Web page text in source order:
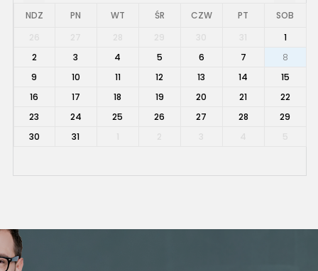
NDZ PN WT ŚR CZW PT
SOB
1
2
3 4 5 6 7
8
9
10 11 12 13 14
15
16
17 18 19 20 21
22
23
24 25 26 27 28
29
30
31